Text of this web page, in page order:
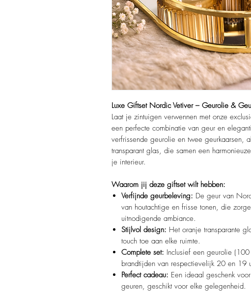
Luxe Giftset Nordic Vetiver – Geurolie &
Laat je zintuigen verwennen met onze
een perfecte combinatie van geur en
verfrissende geurolie en twee geurkaarsen,
transparant glas, die samen een
je interieur.​
Waarom jij deze giftset wilt hebben:
Verfijnde geurbeleving: De geur van
van houtachtige en frisse tonen, die
uitnodigende ambiance.
Stijlvol design: Het oranje transparante
touch toe aan elke ruimte.
Complete set: Inclusief een geurolie
brandtijden van respectievelijk 20 en 19
Perfect cadeau: Een ideaal geschenk
geuren, geschikt voor elke gelegenheid.​